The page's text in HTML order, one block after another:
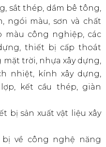
sắt thép, dầm bê tông,
ngói màu, sơn và chất
màu công nghiệp, các
thiết bị cấp thoát
trời, nhựa xây dựng,
nhiệt, kính xây dựng,
kết cầu thép, giàn
bị sản xuất vật liệu xây
bị về công nghệ năng